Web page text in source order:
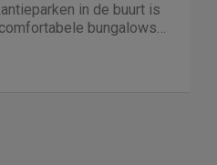
in de buurt is
bungalows